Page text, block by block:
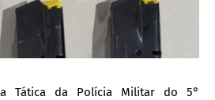
Tática da Polícia Militar do 5°